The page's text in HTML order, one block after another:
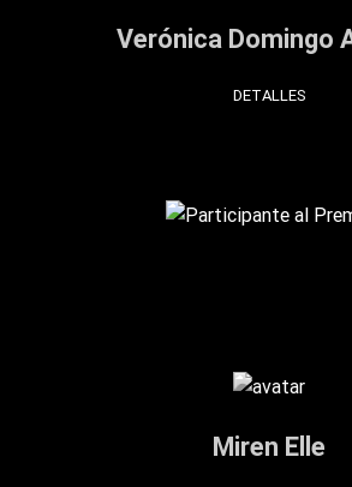
Verónica Domingo
DETALLES
Miren Elle